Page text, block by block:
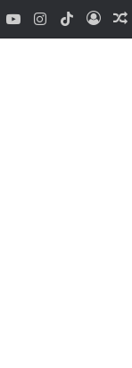
YouTubeInstagram
TikTok
Log